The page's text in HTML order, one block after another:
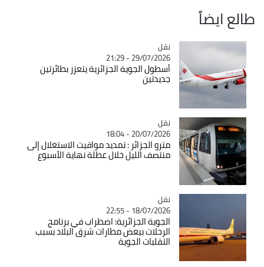
طالع ايضاً
Catégorie
نقل
29/07/2026 - 21:29
أسطول الجوية الجزائرية يتعزز بطائرتين
جديدتين
Catégorie
نقل
20/07/2026 - 18:04
مترو الجزائر : تمديد مواقيت الاستغلال إلى
منتصف الليل خلال عطلة نهاية الأسبوع
Catégorie
نقل
18/07/2026 - 22:55
الجوية الجزائرية: اضطراب في برنامج
الرحلات ببعض مطارات شرق البلاد بسبب
التقلبات الجوية